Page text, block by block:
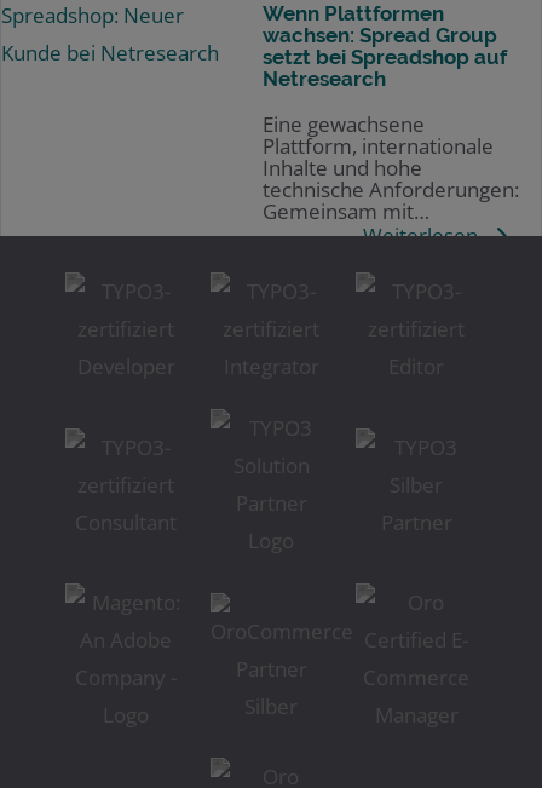
Wenn Plattformen
wachsen: Spread Group
setzt bei Spreadshop auf
Netresearch
Eine gewachsene
Plattform, internationale
Inhalte und hohe
technische Anforderungen:
Gemeinsam mit…
Weiterlesen